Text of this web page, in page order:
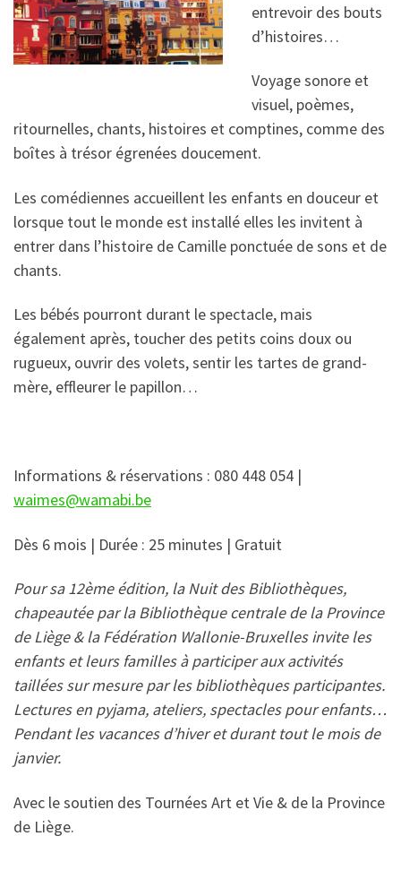
entrevoir des bouts
d’histoires…
Voyage sonore et
visuel, poèmes,
ritournelles, chants, histoires et comptines, comme des
boîtes à trésor égrenées doucement.
Les comédiennes accueillent les enfants en douceur et
lorsque tout le monde est installé elles les invitent à
entrer dans l’histoire de Camille ponctuée de sons et de
chants.
Les bébés pourront durant le spectacle, mais
également après, toucher des petits coins doux ou
rugueux, ouvrir des volets, sentir les tartes de grand-
mère, effleurer le papillon…
Informations & réservations : 080 448 054 |
waimes@wamabi.be
Dès 6 mois | Durée : 25 minutes | Gratuit
Pour sa 12ème édition, la Nuit des Bibliothèques,
chapeautée par la Bibliothèque centrale de la Province
de Liège & la Fédération Wallonie-Bruxelles invite les
enfants et leurs familles à participer aux activités
taillées sur mesure par les bibliothèques participantes.
Lectures en pyjama, ateliers, spectacles pour enfants…
Pendant les vacances d’hiver et durant tout le mois de
janvier.
Avec le soutien des Tournées Art et Vie & de la Province
de Liège.